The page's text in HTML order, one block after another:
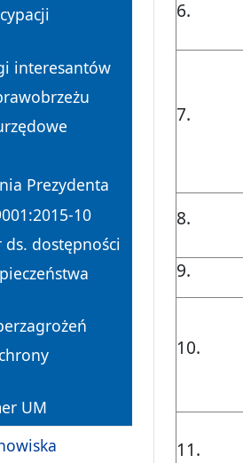
interesantów
Prezydenta
10
dostępności
UM
6.
7.
8.
9.
10.
11.